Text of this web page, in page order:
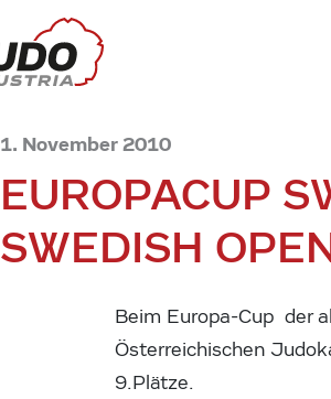
1. November 2010
EUROPACUP
SWEDISH
Beim Europa-Cup der
Österreichischen
9.Plätze.